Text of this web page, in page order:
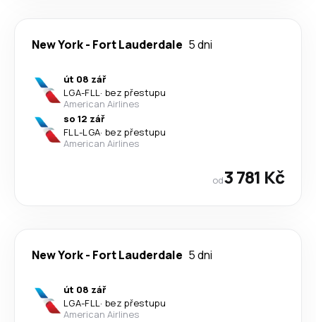
New York- Fort Lauderdale 5 dni
út 08 zář
LGA-FLL· bez přestupu
American Airlines
so 12 zář
FLL-LGA· bez přestupu
American Airlines
od3 781 Kč
New York- Fort Lauderdale 5 dni
út 08 zář
LGA-FLL· bez přestupu
American Airlines